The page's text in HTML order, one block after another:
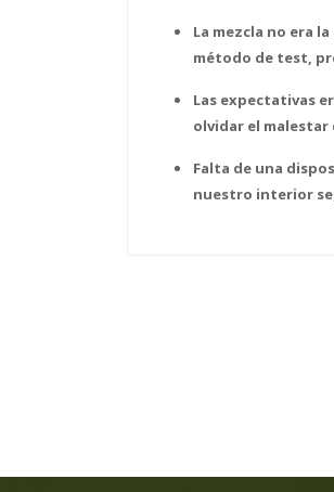
La mezcla no era
método de test,
Las expectativas
olvidar el malestar
Falta de una
nuestro interior